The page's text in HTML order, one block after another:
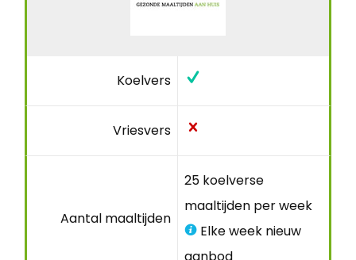
Koelvers
Vriesvers
Aantal maaltijden
25 koelverse
maaltijden per week
Elke week nieuw